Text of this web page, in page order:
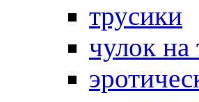
трусики
чулок на